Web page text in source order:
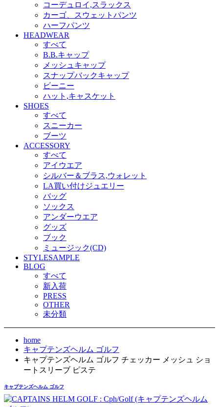
コーデュロイ,スラックス
カーゴ、スウェットパンツ
ハーフパンツ
HEADWEAR
すべて
B.B.キャップ
メッシュキャップ
スナップバックキャップ
ビーニー
ハット,キャスケット
SHOES
すべて
スニーカー
ブーツ
ACCESSORY
すべて
アイウエア
シルバー＆ブラス,ウォレット
LA買い付けジュエリー
バッグ
ソックス
アンダーウエア
グッズ
ブック
ミュージック(CD)
STYLESAMPLE
BLOG
すべて
新入荷
PRESS
OTHER
未分類
home
キャプテンズヘルム ゴルフ
キャプテンズヘルム ゴルフ チェッカー メッシュ ショ
ートスリーブ ピステ
キャプテンズヘルム ゴルフ